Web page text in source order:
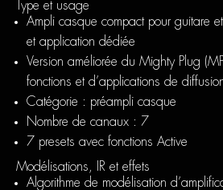
Type et usage
Ampli casque compact pour guitare
et application dédiée
Version améliorée du Mighty Plug
fonctions et d’applications de
Catégorie : préampli casque
Nombre de canaux : 7
7 presets avec fonctions Active
Modélisations, IR et effets
Algorithme de modélisation